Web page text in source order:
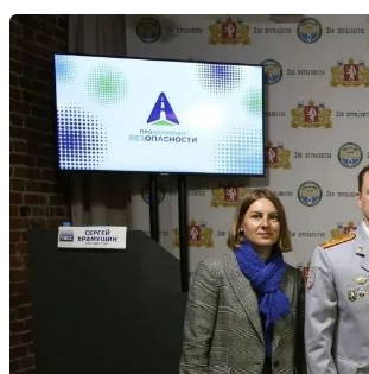
Избранное
Сохраняйте интересные